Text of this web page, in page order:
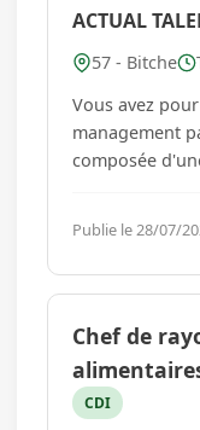
ACTUAL
57 - Bitche
Vous avez pour
management
composée
-
commerciale
service client
Publie le 28/07/
Chef de
CDI